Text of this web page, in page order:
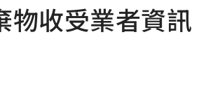
物收受業者資訊